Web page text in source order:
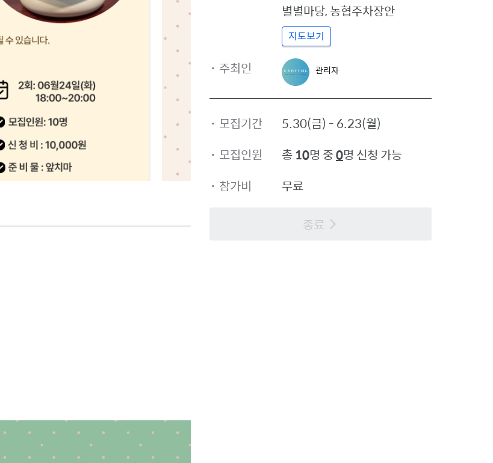
별별마당,농협주차장안
지도보기
· 주최인
관
리
자
프
필
관리자
· 모집기간
5.30(금) - 6.23(월)
· 모집인원 총10명 중0명 신청 가능
· 참가비 무료
종료